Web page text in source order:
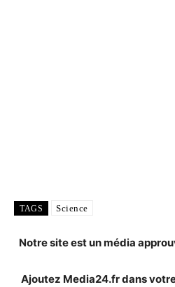
TAGS Science
Notre site est un média
Ajoutez Media24.fr dans